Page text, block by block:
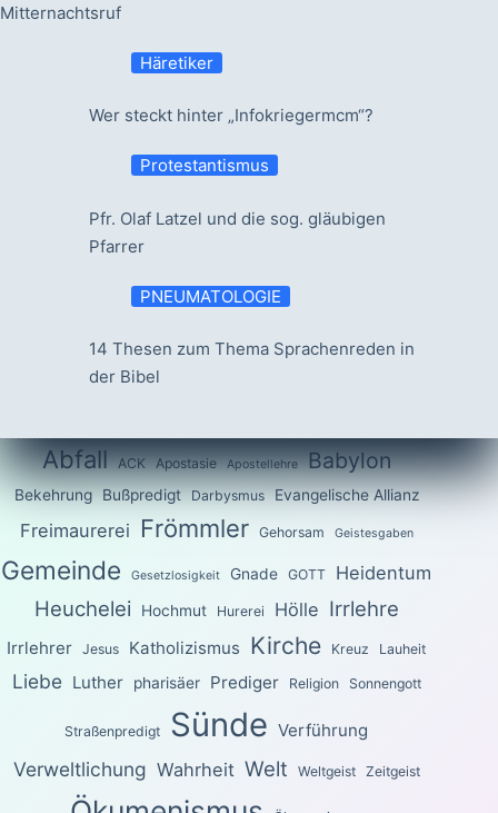
Mitternachtsruf
Häretiker
Wer steckt hinter „Infokriegermcm“?
Protestantismus
Pfr. Olaf Latzel und die sog. gläubigen
Pfarrer
PNEUMATOLOGIE
14 Thesen zum Thema Sprachenreden in
der Bibel
Abfall ACK Apostasie Apostellehre Babylon
Bekehrung Bußpredigt Darbysmus Evangelische Allianz
Freimaurerei Frömmler Gehorsam Geistesgaben
Gemeinde Gesetzlosigkeit Gnade GOTT Heidentum
Heuchelei Hochmut Hurerei Hölle Irrlehre
Irrlehrer Jesus Katholizismus Kirche Kreuz Lauheit
Liebe Luther pharisäer Prediger Religion Sonnengott
Straßenpredigt Sünde Verführung
Verweltlichung Wahrheit Welt Weltgeist Zeitgeist